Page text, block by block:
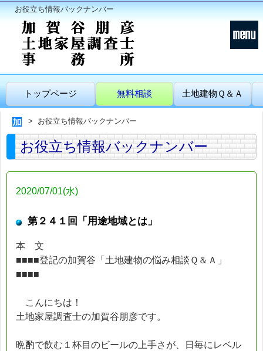
お役立ち情報バックナンバー
トップページ 無料相談 土地建物Ｑ＆Ａ
お役立ち情報バックナンバー
お役立ち情報バックナンバー
2020/07/01(水)
第２４１回「用途地域とは」
本 文
■■■■登記の加賀谷「土地建物の悩み相談Ｑ＆Ａ」
■■■■
こんにちは！
土地家屋調査士の加賀谷朋彦です。
晩酌で飲む１杯目のビールの上手さが、日毎にレベル